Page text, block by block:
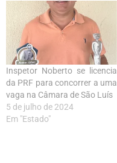
Inspetor Noberto se licencia
da PRF para concorrer a uma
vaga na Câmara de São Luís
5 de julho de 2024
Em "Estado"